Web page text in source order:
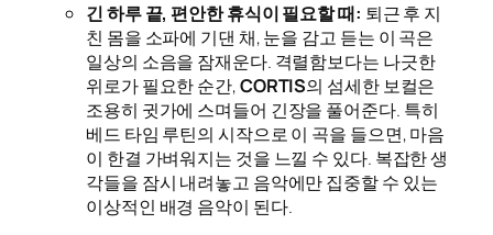
긴 하루 끝, 편안한 휴식이 필요할 때: 퇴근 후 지
친 몸을 소파에 기댄 채, 눈을 감고 듣는 이 곡은
일상의 소음을 잠재운다. 격렬함보다는 나긋한
위로가 필요한 순간,CORTIS의 섬세한 보컬은
조용히 귓가에 스며들어 긴장을 풀어준다. 특히
베드 타임 루틴의 시작으로 이 곡을 들으면, 마음
이 한결 가벼워지는 것을 느낄 수 있다. 복잡한 생
각들을 잠시 내려놓고 음악에만 집중할 수 있는
이상적인 배경 음악이 된다.